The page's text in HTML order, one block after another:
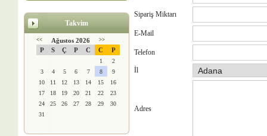
Takvim
<< Ağustos 2026 >>
P S Ç P C C P
1
2
3
4 5 6 7 8
9
10
11 12 13 14 15
16
17
18 19 20 21 22
23
24
25 26 27 28 29
30
31
Sipariş Miktarı
E-Mail
Telefon
İl
Adres